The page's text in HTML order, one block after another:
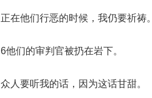
正在他们行恶的时候，我仍要祈祷。
6他们的审判官被扔在岩下。
众人要听我的话，因为这话甘甜。